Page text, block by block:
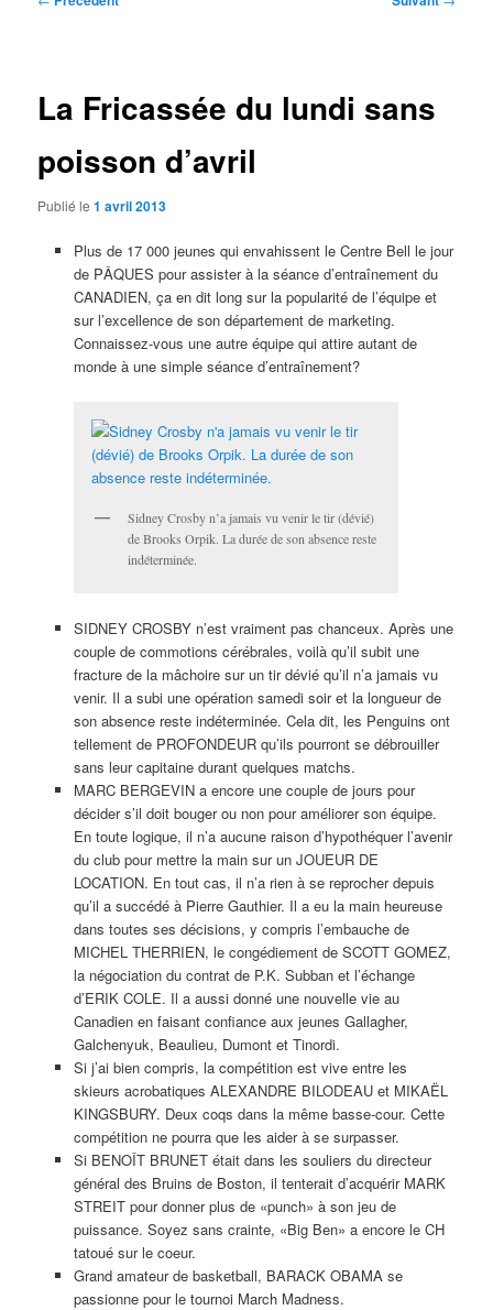
La Fricassée du lundi sans
poisson d’avril
Publié le1 avril 2013
Plus de 17 000 jeunes qui envahissent le Centre Bell le jour
de PÂQUES pour assister à la séance d’entraînement du
CANADIEN, ça en dit long sur la popularité de l’équipe et
sur l’excellence de son département de marketing.
Connaissez-vous une autre équipe qui attire autant de
monde à une simple séance d’entraînement?
Sidney Crosby n’a jamais vu venir le tir (dévié)
de Brooks Orpik. La durée de son absence reste
indéterminée.
SIDNEY CROSBY n’est vraiment pas chanceux. Après une
couple de commotions cérébrales, voilà qu’il subit une
fracture de la mâchoire sur un tir dévié qu’il n’a jamais vu
venir. Il a subi une opération samedi soir et la longueur de
son absence reste indéterminée. Cela dit, les Penguins ont
tellement de PROFONDEUR qu’ils pourront se débrouiller
sans leur capitaine durant quelques matchs.
MARC BERGEVIN a encore une couple de jours pour
décider s’il doit bouger ou non pour améliorer son équipe.
En toute logique, il n’a aucune raison d’hypothéquer l’avenir
du club pour mettre la main sur un JOUEUR DE
LOCATION. En tout cas, il n’a rien à se reprocher depuis
qu’il a succédé à Pierre Gauthier. Il a eu la main heureuse
dans toutes ses décisions, y compris l’embauche de
MICHEL THERRIEN, le congédiement de SCOTT GOMEZ,
la négociation du contrat de P.K. Subban et l’échange
d’ERIK COLE. Il a aussi donné une nouvelle vie au
Canadien en faisant confiance aux jeunes Gallagher,
Galchenyuk, Beaulieu, Dumont et Tinordi.
Si j’ai bien compris, la compétition est vive entre les
skieurs acrobatiques ALEXANDRE BILODEAU et MIKAËL
KINGSBURY. Deux coqs dans la même basse-cour. Cette
compétition ne pourra que les aider à se surpasser.
Si BENOÎT BRUNET était dans les souliers du directeur
général des Bruins de Boston, il tenterait d’acquérir MARK
STREIT pour donner plus de «punch» à son jeu de
puissance. Soyez sans crainte, «Big Ben» a encore le CH
tatoué sur le coeur.
Grand amateur de basketball, BARACK OBAMA se
passionne pour le tournoi March Madness.